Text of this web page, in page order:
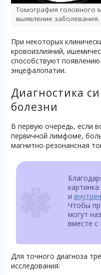
Томография головного
выявление заболевания.
При некоторых
кровоизлияний,
способствуют
энцефалопатии.
Диагностика
болезни
В первую очередь, если
первичной лимфоме,
магнитно-резонансная
и
Чтобы
могут
вместе
Для точного диагноза
исследования: